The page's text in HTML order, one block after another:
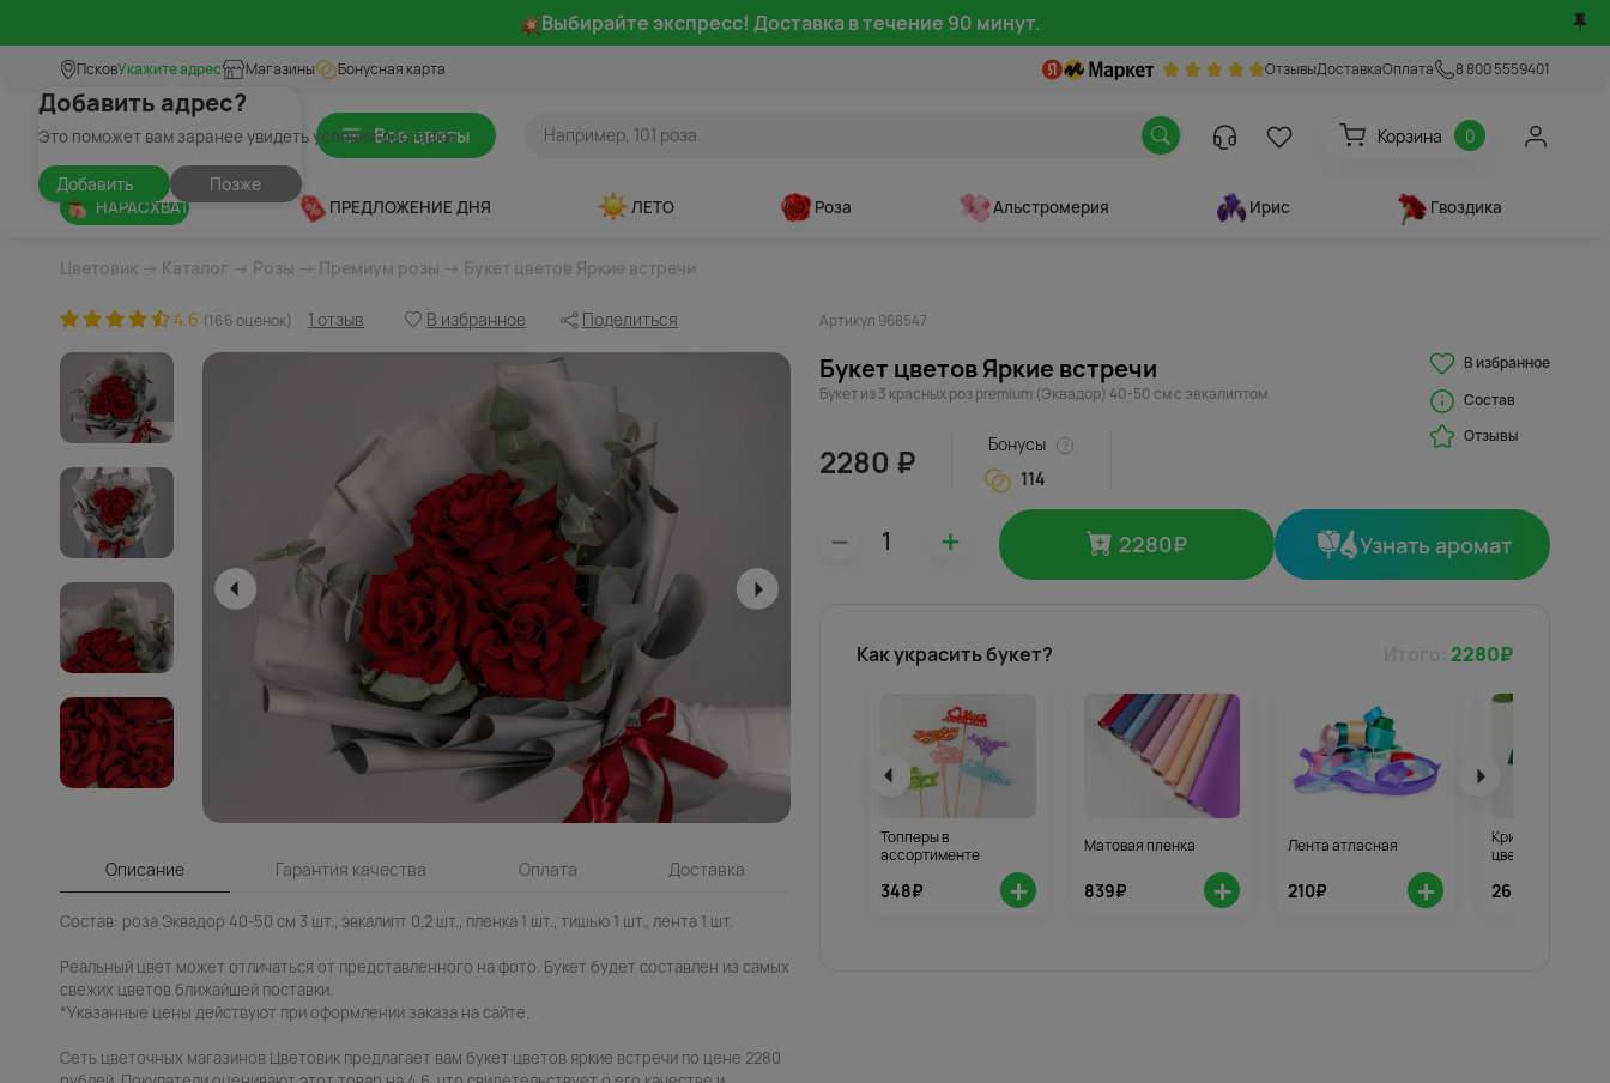
Выбирайте экспресс! Доставка в течение 90 минут.
ПсковУкажите адрес
Добавить адрес?
Это поможет вам заранее увидеть условия доставки
Добавить Позже
Магазины Бонусная карта ОтзывыДоставкаОплата 8 800 5559401
Все цветы Корзина 0
НАРАСХВАТ ПРЕДЛОЖЕНИЕ ДНЯ ЛЕТО Роза Альстромерия Ирис Гвоздика
Цветовик → Каталог → Розы → Премиум розы → Букет цветов Яркие встречи
4.6 (166 оценок) 1 отзыв В избранное Поделиться Артикул 968547
Описание Гарантия качества Оплата Доставка
Состав: роза Эквадор 40-50 см 3 шт., эвкалипт 0,2 шт., пленка 1 шт., тишью 1 шт., лента 1 шт.
Реальный цвет может отличаться от представленного на фото. Букет будет составлен из самых
свежих цветов ближайшей поставки.
*Указанные цены действуют при оформлении заказа на сайте.
Сеть цветочных магазинов Цветовик предлагает вам букет цветов яркие встречи по цене 2280
Букет цветов Яркие встречи
Букет из 3 красных роз premium (Эквадор) 40-50 см с эвкалиптом
2280 ₽
Бонусы
114
В избранное
Состав
Отзывы
– + 2280₽ Узнать аромат
Как украсить букет? 2280₽
Топперы в
ассортименте
348₽ +
Матовая пленка
839₽ +
Лента атласная
210₽ +
Кризал для
цветов 3шт.
268₽